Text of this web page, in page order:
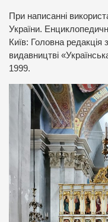
При написанні
України.
Київ: Головна редакція
видавництві
1999.